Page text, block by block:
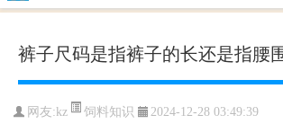
裤子尺码是指裤子的长还是指腰
网友: kz 饲料知识 2024-12-28 03:49:39